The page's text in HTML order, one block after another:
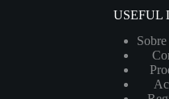
USEFUL